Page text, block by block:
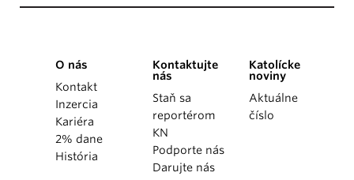
O nás
Kontakt
Inzercia
Kariéra
2% dane
História
Kontaktujte
nás
Staň sa
reportérom
KN
Podporte nás
Darujte nás
Katolícke
noviny
Aktuálne
číslo